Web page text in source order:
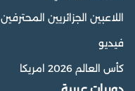
اللاعبين الجزائريين المحترفين
فيديو
كأس العالم 2026 امريكا